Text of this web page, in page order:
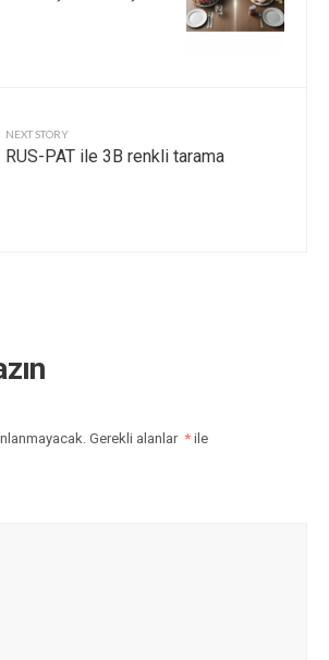
NEXT STORY
RUS-PAT ile 3B renkli tarama
Gerekli alanlar * ile